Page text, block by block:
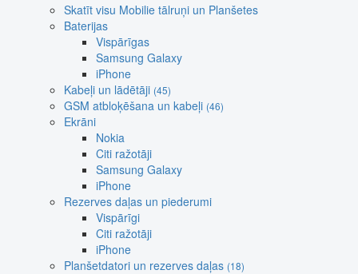
Skatīt visu Mobilie tālruņi un Planšetes
Baterijas
Vispārīgas
Samsung Galaxy
iPhone
Kabeļi un lādētāji (45)
GSM atbloķēšana un kabeļi (46)
Ekrāni
Nokia
Citi ražotāji
Samsung Galaxy
iPhone
Rezerves daļas un piederumi
Vispārīgi
Citi ražotāji
iPhone
Planšetdatori un rezerves daļas (18)